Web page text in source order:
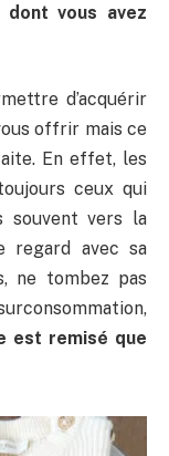
vous avez
d’acquérir
offrir mais ce
En effet, les
ceux qui
souvent vers la
regard avec sa
ne tombez pas
est remisé que